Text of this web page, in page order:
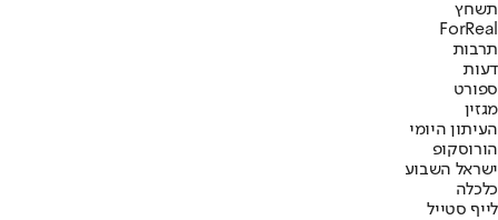
תשחץ
ForReal
תרבות
דעות
ספורט
מגזין
העיתון היומי
הורוסקופ
ישראל השבוע
כלכלה
לייף סטייל